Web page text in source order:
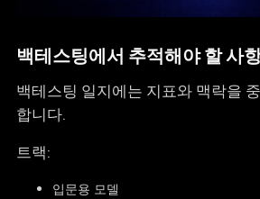
백테스팅에서 추적해야 할 사
백테스팅 일지에는 지표와 맥락을
합니다.
트랙:
입문용 모델